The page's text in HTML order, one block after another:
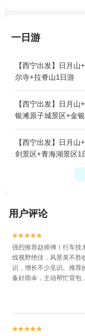
一日游
【西宁出发】日月
尔寺+拉脊山1日游
【西宁出发】日月
银滩原子城景区+金
【西宁出发】日月
剑景区+青海湖景区1
用户评论


强烈推荐赵师傅！行车技
线视野绝佳，风景美不胜
识，增长不少见识。推荐
备好雨伞，主动帮忙背包

